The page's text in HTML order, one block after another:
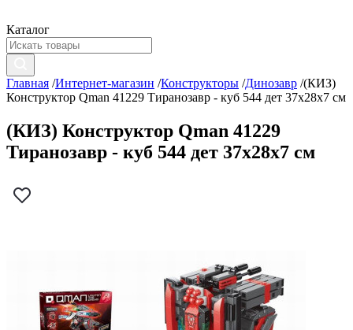
Каталог
Главная /Интернет-магазин /Конструкторы /Динозавр /(КИЗ)
Конструктор Qman 41229 Тиранозавр - куб 544 дет 37х28х7 см
(КИЗ) Конструктор Qman 41229
Тиранозавр - куб 544 дет 37х28х7 см